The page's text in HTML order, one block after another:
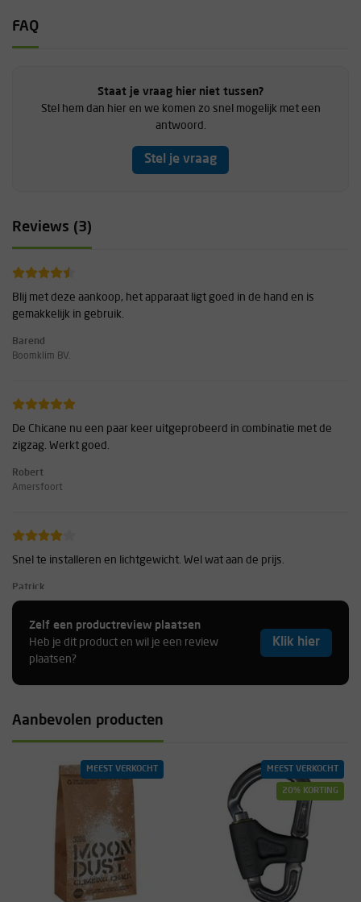
FAQ
Staat je vraag hier niet tussen?
Stel hem dan hier en we komen zo snel mogelijk met een
antwoord.
Stel je vraag
Reviews (3)
Blij met deze aankoop, het apparaat ligt goed in de hand en is
gemakkelijk in gebruik.
Barend
Boomklim BV.
De Chicane nu een paar keer uitgeprobeerd in combinatie met de
zigzag. Werkt goed.
Robert
Amersfoort
Snel te installeren en lichtgewicht. Wel wat aan de prijs.
Patrick
H. Safety
Zelf een productreview plaatsen
Heb je dit product en wil je een review
plaatsen?
Klik hier
Aanbevolen producten
MEEST VERKOCHT MEEST VERKOCHT
20% KORTING